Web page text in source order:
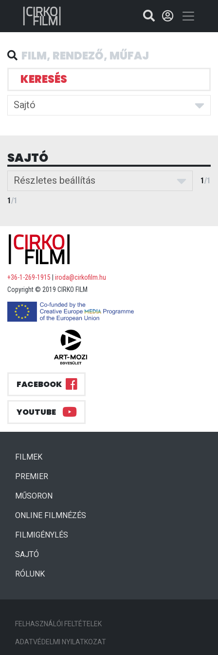
KERESÉS
Sajtó
SAJTÓ
Részletes beállítás 1/1
1/1
+36-1-269-1915
iroda@cirkofilm.hu
Copyright © 2019 CIRKO FILM
FACEBOOK
YOUTUBE
FILMEK(CURRENT)
PREMIER
MŰSORON
ONLINE FILMNÉZÉS
FILMIGÉNYLÉS
SAJTÓ
RÓLUNK
FELHASZNÁLÓI FELTÉTELEK
ADATVÉDELMI NYILATKOZAT